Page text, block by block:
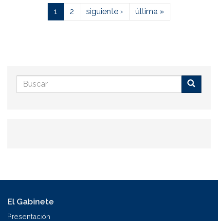
1 2 siguiente › última »
Formulario
de
El Gabinete
Presentación